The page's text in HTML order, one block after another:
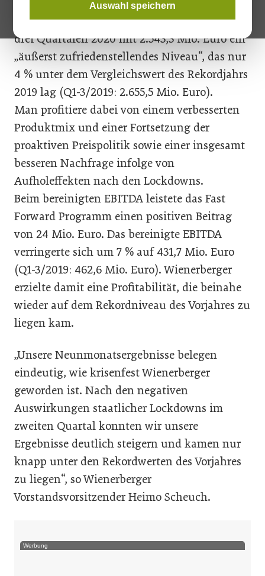
Auswahl speichern
Der Konzernumsatz erreichte in den ersten
drei Quartalen 2020 mit 2.543,3 Mio. Euro ein
„äußerst zufriedenstellendes Niveau“, das nur
4 % unter dem Vergleichswert des Rekordjahrs
2019 lag (Q1-3/2019: 2.655,5 Mio. Euro).
Man profitiere dabei von einem verbesserten
Produktmix und einer Fortsetzung der
proaktiven Preispolitik sowie einer insgesamt
besseren Nachfrage infolge von
Aufholeffekten nach den Lockdowns.
Beim bereinigten EBITDA leistete das Fast
Forward Programm einen positiven Beitrag
von 24 Mio. Euro. Das bereinigte EBITDA
verringerte sich um 7 % auf 431,7 Mio. Euro
(Q1-3/2019: 462,6 Mio. Euro). Wienerberger
erzielte damit eine Profitabilität, die beinahe
wieder auf dem Rekordniveau des Vorjahres zu
liegen kam.
„Unsere Neunmonatsergebnisse belegen
eindeutig, wie krisenfest Wienerberger
geworden ist. Nach den negativen
Auswirkungen staatlicher Lockdowns im
zweiten Quartal konnten wir unsere
Ergebnisse deutlich steigern und kamen nur
knapp unter den Rekordwerten des Vorjahres
zu liegen“, so Wienerberger
Vorstandsvorsitzender Heimo Scheuch.
Werbung